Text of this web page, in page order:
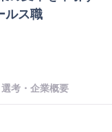
ルス職
選考・企業概要